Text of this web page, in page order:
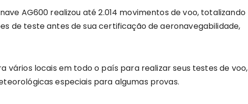
AG600 realizou até 2.014 movimentos de voo, totalizando
de teste antes de sua certificação de aeronavegabilidade,
vários locais em todo o país para realizar seus testes de voo,
especiais para algumas provas.